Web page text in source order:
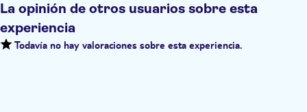
La opinión de otros usuarios sobre esta
experiencia
Todavía no hay valoraciones sobre esta experiencia.